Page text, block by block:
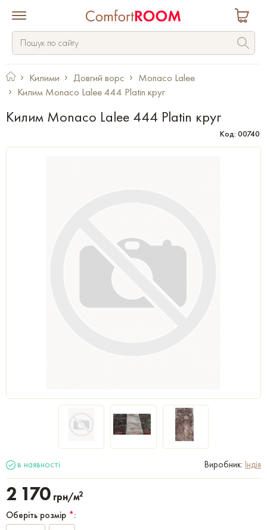
Килими Довгий ворс
Monaco Lalee
Килим Monaco Lalee 444 Platin круг
Килим Monaco Lalee 444 Platin круг
Код: 00740
в наявності Виробник: Індія
2 170 грн/м2
Оберіть розмір *: